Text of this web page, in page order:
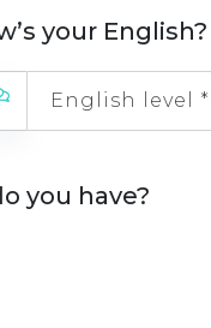
your English?
English level *
you have?